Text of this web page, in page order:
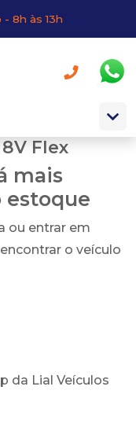
- 8h às 13h
8V Flex
mais
estoque
ou entrar em
o veículo
da Lial Veículos